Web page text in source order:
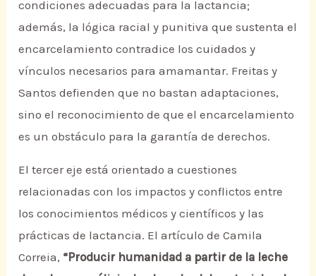
condiciones adecuadas para la lactancia;
además, la lógica racial y punitiva que sustenta el
encarcelamiento contradice los cuidados y
vínculos necesarios para amamantar. Freitas y
Santos defienden que no bastan adaptaciones,
sino el reconocimiento de que el encarcelamiento
es un obstáculo para la garantía de derechos.
El tercer eje está orientado a cuestiones
relacionadas con los impactos y conflictos entre
los conocimientos médicos y científicos y las
prácticas de lactancia. El artículo de Camila
Correia, “Producir humanidad a partir de la leche